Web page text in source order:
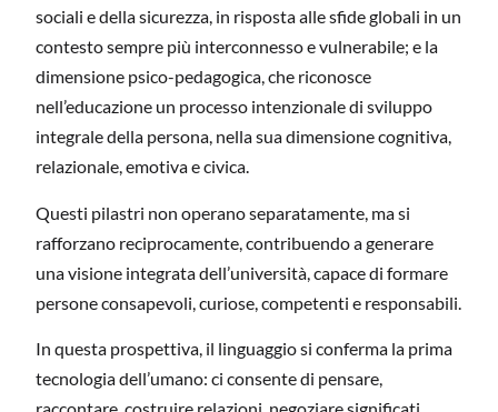
sociali e della sicurezza, in risposta alle sfide globali in un
contesto sempre più interconnesso e vulnerabile; e la
dimensione psico-pedagogica, che riconosce
nell’educazione un processo intenzionale di sviluppo
integrale della persona, nella sua dimensione cognitiva,
relazionale, emotiva e civica.
Questi pilastri non operano separatamente, ma si
rafforzano reciprocamente, contribuendo a generare
una visione integrata dell’università, capace di formare
persone consapevoli, curiose, competenti e responsabili.
In questa prospettiva, il linguaggio si conferma la prima
tecnologia dell’umano: ci consente di pensare,